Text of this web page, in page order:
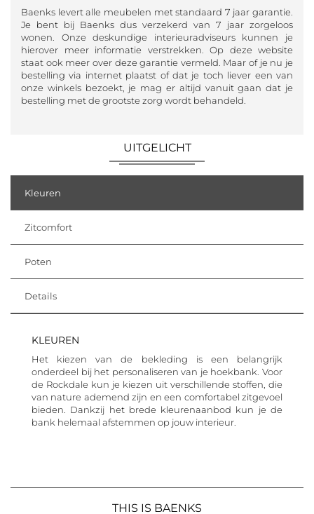
Baenks levert alle meubelen met standaard 7 jaar garantie.
Je bent bij Baenks dus verzekerd van 7 jaar zorgeloos
wonen. Onze deskundige interieuradviseurs kunnen je
hierover meer informatie verstrekken. Op deze website
staat ook meer over deze garantie vermeld. Maar of je nu je
bestelling via internet plaatst of dat je toch liever een van
onze winkels bezoekt, je mag er altijd vanuit gaan dat je
bestelling met de grootste zorg wordt behandeld.
UITGELICHT
Kleuren
Zitcomfort
Poten
Details
KLEUREN
Het kiezen van de bekleding is een belangrijk
onderdeel bij het personaliseren van je hoekbank. Voor
de Rockdale kun je kiezen uit verschillende stoffen, die
van nature ademend zijn en een comfortabel zitgevoel
bieden. Dankzij het brede kleurenaanbod kun je de
bank helemaal afstemmen op jouw interieur.
THIS IS BAENKS